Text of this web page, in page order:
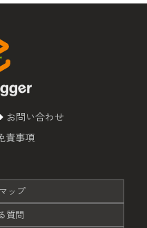
お問い合わせ
責事項
ップ
質問